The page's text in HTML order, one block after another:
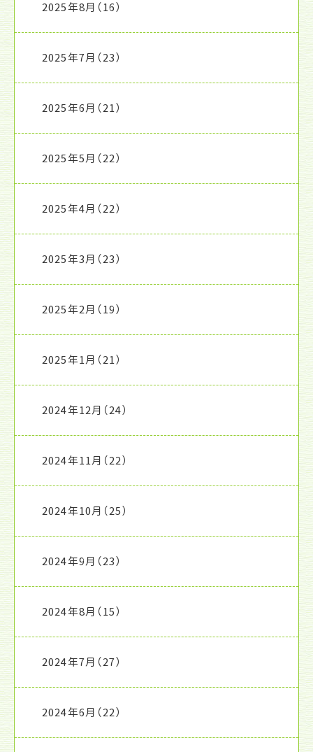
2025年8月 （16）
2025年7月 （23）
2025年6月 （21）
2025年5月 （22）
2025年4月 （22）
2025年3月 （23）
2025年2月 （19）
2025年1月 （21）
2024年12月 （24）
2024年11月 （22）
2024年10月 （25）
2024年9月 （23）
2024年8月 （15）
2024年7月 （27）
2024年6月 （22）